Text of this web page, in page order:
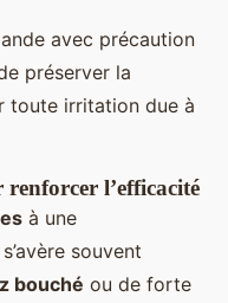
avec précaution
préserver la
toute irritation due à
l’efficacité
à une
s’avère souvent
bouché ou de forte